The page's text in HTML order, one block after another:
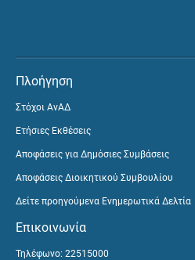
Πλοήγηση
Στόχοι ΑνΑΔ
Ετήσιες Εκθέσεις
Αποφάσεις για Δημόσιες Συμβάσεις
Αποφάσεις Διοικητικού Συμβουλίου
Δείτε προηγούμενα Ενημερωτικά Δελτία
Επικοινωνία
Τηλέφωνο: 22515000